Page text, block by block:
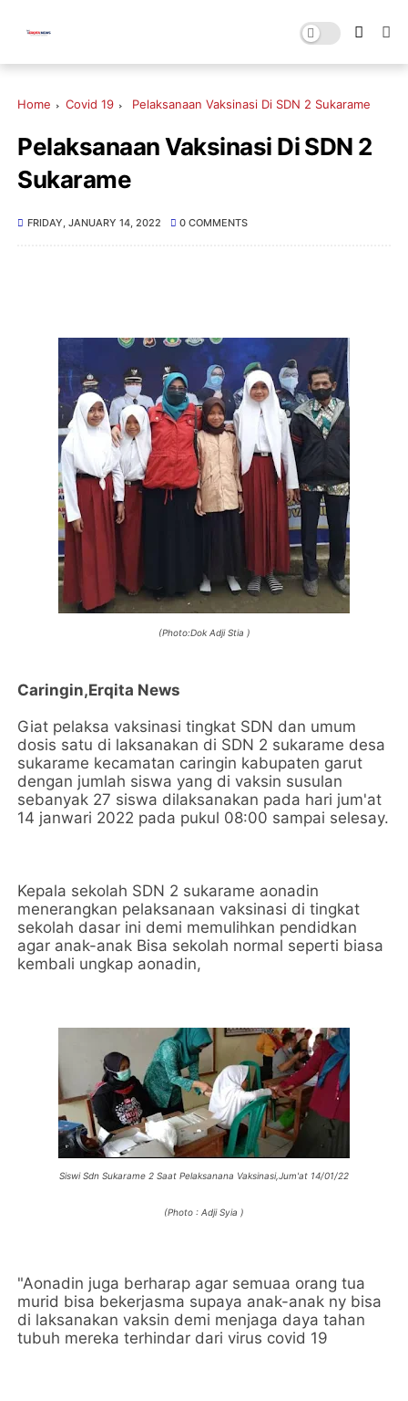
Home Covid 19 Pelaksanaan Vaksinasi Di SDN 2 Sukarame
Pelaksanaan Vaksinasi Di SDN 2
Sukarame
FRIDAY, JANUARY 14, 2022 0 COMMENTS
(Photo:Dok Adji Stia )
Caringin,Erqita News
Giat pelaksa vaksinasi tingkat SDN dan umum
dosis satu di laksanakan di SDN 2 sukarame desa
sukarame kecamatan caringin kabupaten garut
dengan jumlah siswa yang di vaksin susulan
sebanyak 27 siswa dilaksanakan pada hari jum'at
14 janwari 2022 pada pukul 08:00 sampai selesay.
Kepala sekolah SDN 2 sukarame aonadin
menerangkan pelaksanaan vaksinasi di tingkat
sekolah dasar ini demi memulihkan pendidkan
agar anak-anak Bisa sekolah normal seperti biasa
kembali ungkap aonadin,
Siswi Sdn Sukarame 2 Saat Pelaksanana Vaksinasi,Jum'at 14/01/22
(Photo : Adji Syia )
"Aonadin juga berharap agar semuaa orang tua
murid bisa bekerjasma supaya anak-anak ny bisa
di laksanakan vaksin demi menjaga daya tahan
tubuh mereka terhindar dari virus covid 19